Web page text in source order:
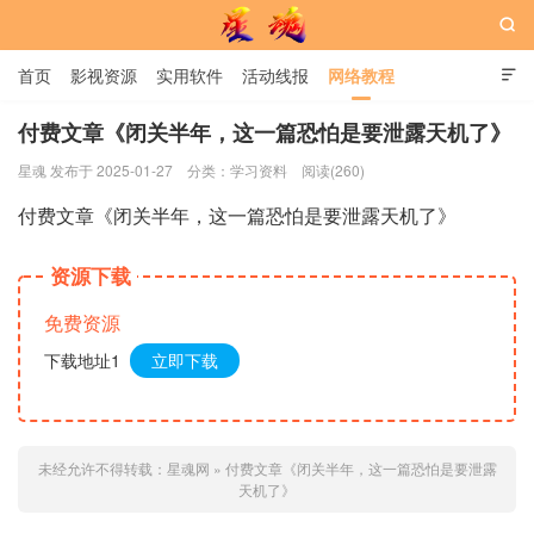

首页 影视资源 实用软件 活动线报 网络教程
用户中心 书籍 娱乐

付费文章《闭关半年，这一篇恐怕是要泄露天机了》
星魂 发布于 2025-01-27 分类： 学习资料 阅读(260)
付费文章《闭关半年，这一篇恐怕是要泄露天机了》
资源下载
免费资源
下载地址1 立即下载
未经允许不得转载： 星魂网 » 付费文章《闭关半年，这一篇恐怕是要泄露
天机了》